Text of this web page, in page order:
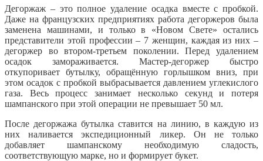
Дегоржаж – это полное удаление осадка вместе с пробкой.
Даже на французских предприятиях работа дегоржеров была
заменена машинами, и только в «Новом Свете» остались
представители этой профессии – 7 женщин, каждая из них –
дегоржер во втором-третьем поколении. Перед удалением
осадок замораживается. Мастер-дегоржер быстро
откупоривает бутылку, обращённую горлышком вниз, при
этом осадок с пробкой выбрасывается давлением углекислого
газа. Весь процесс занимает несколько секунд и потеря
шампанского при этой операции не превышает 50 мл.
После дегоржажа бутылка ставится на линию, в каждую из
них наливается экспедиционный ликер. Он не только
добавляет шампанскому необходимую сладость,
соответствующую марке, но и формирует букет.